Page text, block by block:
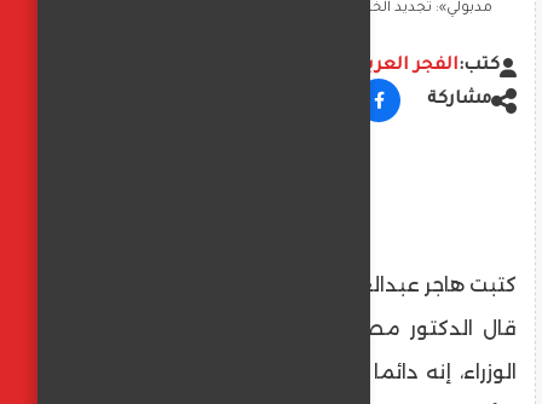
مدبولي»: تجديد الخطاب الديني أولوية قصوى لوزير الأوقاف
كتب:الفجر العربي
مشاركة
كتبت هاجر عبدالعليم
قال الدكتور مصطفى مدبولي، رئيس مجلس
الوزراء، إنه دائما يتحدث عن قوة مصر الناعمة